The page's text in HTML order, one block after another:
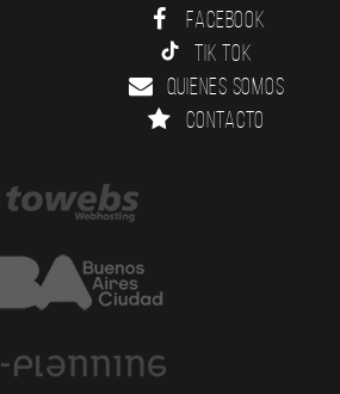
Facebook
Tik Tok
Quienes somos
Contacto